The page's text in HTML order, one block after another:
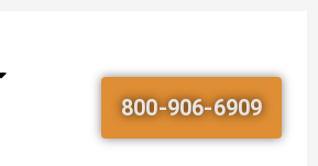
800-906-6909